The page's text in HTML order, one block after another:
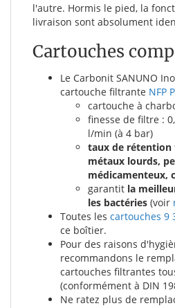
l'autre. Hormis le pied, la
livraison sont absolument
Cartouches
Le Carbonit SANUNO
cartouche filtrante NFP
cartouche à
finesse de filtre :
l/min (à 4 bar)
taux de rétention
métaux lourds,
médicamenteux,
garantit la
les bactéries (voir
Toutes les cartouches 9
ce boîtier.
Pour des raisons
recommandons le
cartouches filtrantes
(conformément à DIN
Ne ratez plus de